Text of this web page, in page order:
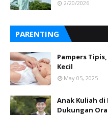
2/20/2026
PARENTING
Pampers
Kecil
May 05, 2025
Anak Kuliah
Dukungan